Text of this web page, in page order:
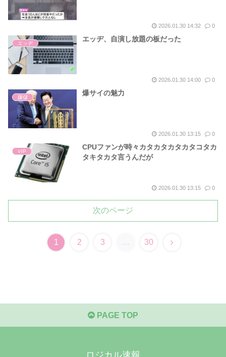
2026.01.30 14:32 0
エッヂ
エッヂ、自演し放題の板だった
2026.01.30 14:00 0
嫌儲
爆サイの魅力
2026.01.30 13:15 0
VIP
CPUファンが時々カタカタカタカタコタカ
タキタカタ言うんだが
2026.01.30 13:15 0
次のページ
1 2 3 … 30
次
PAGE TOP